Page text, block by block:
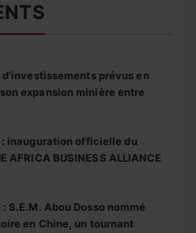
prévus en
expansion minière entre
inauguration officielle du
AFRICA BUSINESS ALLIANCE
Abou Dosso nommé
en Chine, un tournant